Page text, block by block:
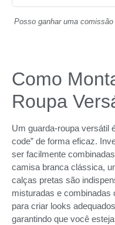
Posso ganhar uma
Como
Roupa
Um guarda-roupa versátil
code” de forma eficaz.
ser facilmente
camisa branca clássica,
calças pretas são
misturadas e
para criar looks
garantindo que você